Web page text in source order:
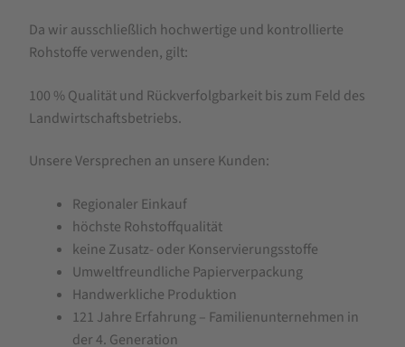
Da wir ausschließlich hochwertige und kontrollierte
Rohstoffe verwenden, gilt:
100 % Qualität und Rückverfolgbarkeit bis zum Feld des
Landwirtschaftsbetriebs.
Unsere Versprechen an unsere Kunden:
Regionaler Einkauf
höchste Rohstoffqualität
keine Zusatz- oder Konservierungsstoffe
Umweltfreundliche Papierverpackung
Handwerkliche Produktion
121 Jahre Erfahrung – Familienunternehmen in
der 4. Generation